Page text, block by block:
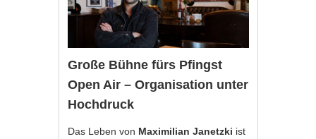
Große Bühne fürs Pfingst
Open Air – Organisation unter
Hochdruck
Das Leben von Maximilian Janetzki ist